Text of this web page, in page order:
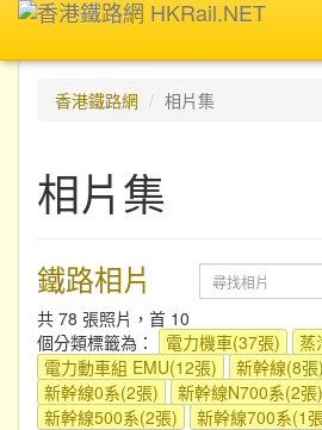
香港鐵路網
相片集
相片集
鐵路相片
共 78 張照片，首 10
個分類標籤為：
電力機車(37張)
蒸
電力動車組 EMU(12張)
新幹線(8張)
新幹線0系(2張)
新幹線N700系(2張)
新幹線500系(2張)
新幹線700系(1